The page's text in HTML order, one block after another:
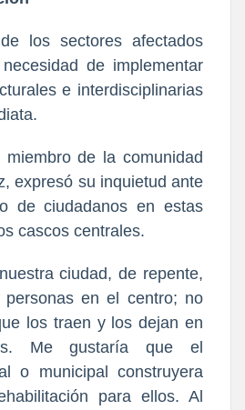
los sectores afectados
de implementar
e interdisciplinarias
miembro de la comunidad
expresó su inquietud ante
de ciudadanos en estas
cascos centrales.
ciudad, de repente,
personas en el centro; no
los traen y los dejan en
Me gustaría que el
o municipal construyera
para ellos. Al